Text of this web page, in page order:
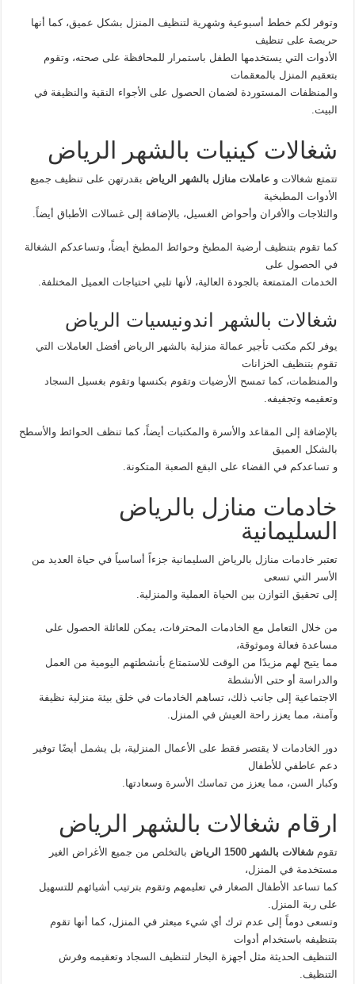
وتوفر لكم خطط أسبوعية وشهرية لتنظيف المنزل بشكل عميق، كما أنها
حريصة على تنظيف
الأدوات التي يستخدمها الطفل باستمرار للمحافظة على صحته، وتقوم
بتعقيم المنزل بالمعقمات
والمنظفات المستوردة لضمان الحصول على الأجواء النقية والنظيفة في
البيت.
شغالات كينيات بالشهر الرياض
تتمتع شغالات و عاملات منازل بالشهر الرياض بقدرتهن على تنظيف جميع
الأدوات المطبخية
والثلاجات والأفران وأحواض الغسيل، بالإضافة إلى غسالات الأطباق أيضاً.
كما تقوم بتنظيف أرضية المطبخ وحوائط المطبخ أيضاً، وتساعدكم الشغالة
في الحصول على
الخدمات المتمتعة بالجودة العالية، لأنها تلبي احتياجات العميل المختلفة.
شغالات بالشهر اندونيسيات الرياض
يوفر لكم مكتب تأجير عمالة منزلية بالشهر الرياض أفضل العاملات التي
تقوم بتنظيف الخزانات
والمنظمات، كما تمسح الأرضيات وتقوم بكنسها وتقوم بغسيل السجاد
وتعقيمه وتجفيفه.
بالإضافة إلى المقاعد والأسرة والمكتبات أيضاً، كما تنظف الحوائط والأسطح
بالشكل العميق
و تساعدكم في القضاء على البقع الصعبة المتكونة.
خادمات منازل بالرياض
السليمانية
تعتبر خادمات منازل بالرياض السليمانية جزءاً أساسياً في حياة العديد من
الأسر التي تسعى
إلى تحقيق التوازن بين الحياة العملية والمنزلية.
من خلال التعامل مع الخادمات المحترفات، يمكن للعائلة الحصول على
مساعدة فعالة وموثوقة،
مما يتيح لهم مزيدًا من الوقت للاستمتاع بأنشطتهم اليومية من العمل
والدراسة أو حتى الأنشطة
الاجتماعية إلى جانب ذلك، تساهم الخادمات في خلق بيئة منزلية نظيفة
وآمنة، مما يعزز راحة العيش في المنزل.
دور الخادمات لا يقتصر فقط على الأعمال المنزلية، بل يشمل أيضًا توفير
دعم عاطفي للأطفال
وكبار السن، مما يعزز من تماسك الأسرة وسعادتها.
ارقام شغالات بالشهر الرياض
تقومشغالات بالشهر 1500 الرياض
بالتخلص من جميع الأغراض الغير
مستخدمة في المنزل،
كما تساعد الأطفال الصغار في تعليمهم وتقوم بترتيب أشيائهم للتسهيل
على ربة المنزل.
وتسعى دوماً إلى عدم ترك أي شيء مبعثر في المنزل، كما أنها تقوم
بتنظيفه باستخدام أدوات
التنظيف الحديثة مثل أجهزة البخار لتنظيف السجاد وتعقيمه وفرش
التنظيف.